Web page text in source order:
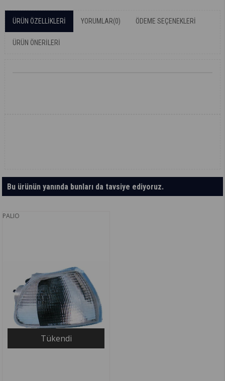
ÜRÜN ÖZELLIKLERI YORUMLAR(0) ÖDEME SEÇENEKLERI
ÜRÜN ÖNERILERI
Bu ürünün yanında bunları da tavsiye ediyoruz.
PALIO
Tükendi